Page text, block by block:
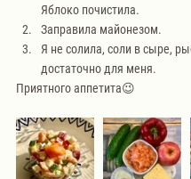
Яблоко почистила.
Заправила майонезом.
Я не солила, соли в сыре,
достаточно для меня.
Приятного аппетита😉